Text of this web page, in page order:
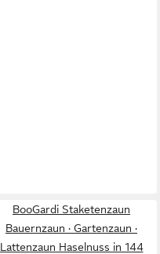
BooGardi Staketenzaun
Bauernzaun · Gartenzaun ·
Lattenzaun Haselnuss in 144